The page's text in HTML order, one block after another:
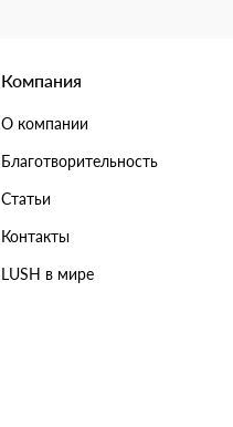
Компания
О компании
Благотворительность
Статьи
Контакты
LUSH в мире